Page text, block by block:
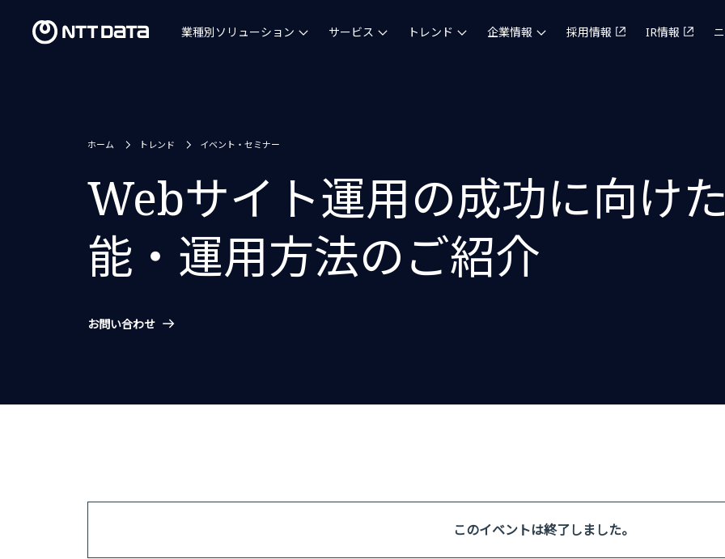
業種別ソリューション サービス トレンド 企業情報 採用情報 IR情報
ホーム トレンド イベント・セミナー
Webサイト運用の成功に向け
能・運用方法のご紹介
お問い合わせ
このイベントは終了しました。